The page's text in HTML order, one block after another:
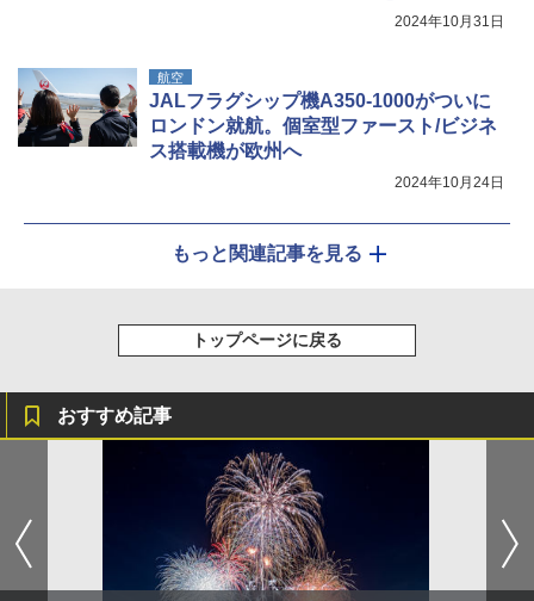
2024年10月31日
航空
JALフラグシップ機A350-1000がついに
ロンドン就航。個室型ファースト/ビジネ
ス搭載機が欧州へ
2024年10月24日
もっと関連記事を見る
トップページに戻る
おすすめ記事